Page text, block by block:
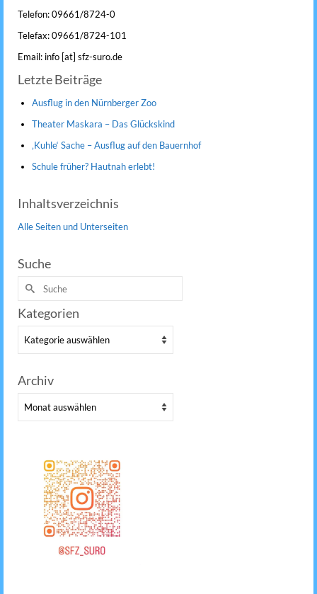
Telefon: 09661/8724-0
Telefax: 09661/8724-101
Email: info [at] sfz-suro.de
Letzte Beiträge
Ausflug in den Nürnberger Zoo
Theater Maskara – Das Glückskind
‚Kuhle‘ Sache – Ausflug auf den Bauernhof
Schule früher? Hautnah erlebt!
Inhaltsverzeichnis
Alle Seiten und Unterseiten
Suche
Suche
nach:
Kategorien
Kategorien
Archiv
Archiv